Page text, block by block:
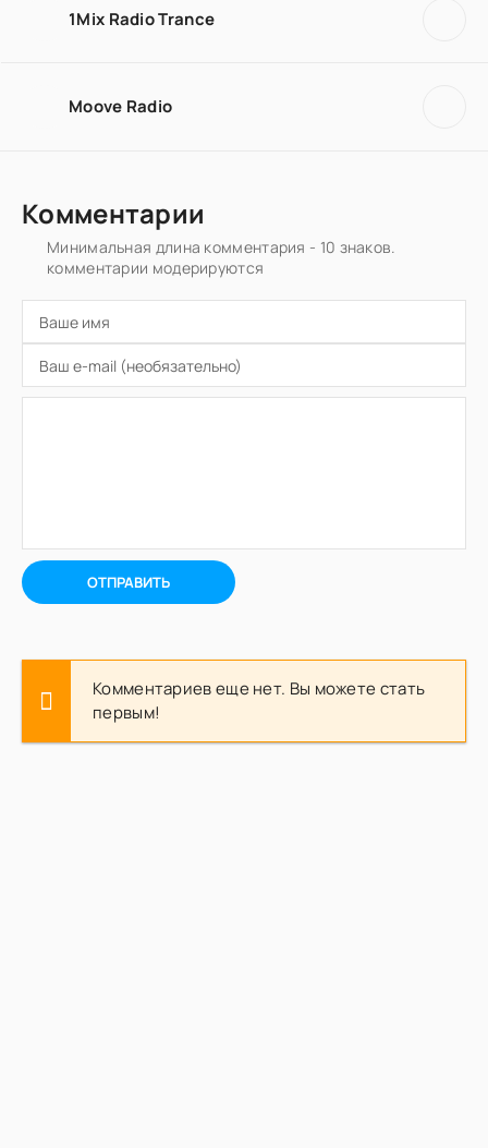
1Mix Radio Trance
Moove Radio
Комментарии
Минимальная длина комментария - 10 знаков.
комментарии модерируются
ОТПРАВИТЬ
Комментариев еще нет. Вы можете стать
первым!